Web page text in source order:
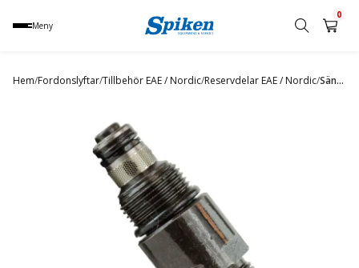
Meny
namn,
0
Hem/Fordonslyftar/Tillbehör EAE / Nordic/Reservdelar EAE / Nordic/ Sänkventil Nordic Manuel 53/54